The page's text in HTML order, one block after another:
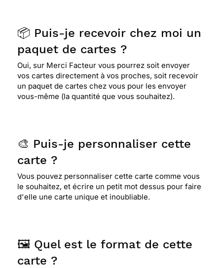
📦 Puis-je recevoir chez moi un
paquet de cartes ?
Oui, sur Merci Facteur vous pourrez soit envoyer
vos cartes directement à vos proches, soit recevoir
un paquet de cartes chez vous pour les envoyer
vous-même (la quantité que vous souhaitez).
🎨 Puis-je personnaliser cette
carte ?
Vous pouvez personnaliser cette carte comme vous
le souhaitez, et écrire un petit mot dessus pour faire
d'elle une carte unique et inoubliable.
🖼️ Quel est le format de cette
carte ?